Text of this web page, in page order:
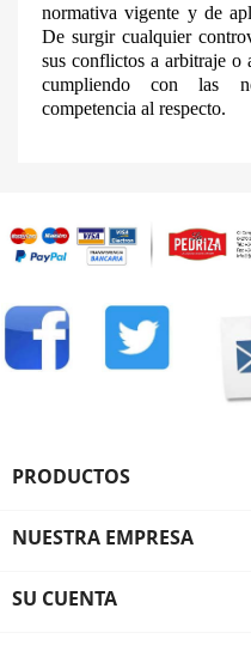
normativa vigente y de
De surgir cualquier
sus conflictos a arbitraje
cumpliendo con las
competencia al respecto.
PRODUCTOS
NUESTRA EMPRESA
SU CUENTA